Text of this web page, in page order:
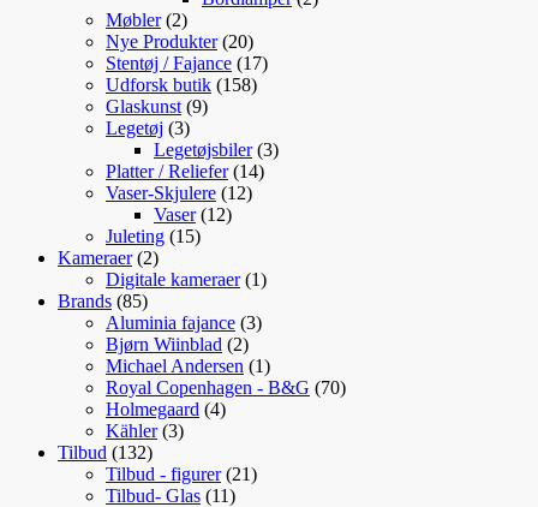
Møbler 22
varer
Nye Produkter 2020
varer
Stentøj / Fajance 1717
Udforsk butik 158158
Glaskunst 99
Legetøj 33
varer
Legetøjsbiler 33
Platter / Reliefer 1414
Vaser-Skjulere 1212
Vaser 1212
Juleting 1515
Kameraer 22
varer
Digitale kameraer 11
Brands 8585
varer
Aluminia fajance 33
Bjørn Wiinblad 22
varer
Michael Andersen 11
vare
Royal Copenhagen - B&G 7070
Holmegaard 44
Kähler 33
Tilbud 132132
varer
Tilbud - figurer 2121
Tilbud- Glas 1111